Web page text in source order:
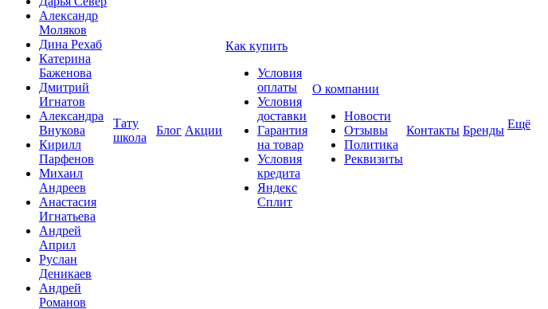
Александр
Моляков
Дина Рехаб
Катерина
Баженова
Дмитрий
Игнатов
Александра
Внукова
Кирилл
Парфенов
Михаил
Андреев
Анастасия
Игнатьева
Андрей
Април
Руслан
Деникаев
Андрей
Романов
Тату
школа
Блог Акции
Как купить
Условия
оплаты
Условия
доставки
Гарантия
на товар
Условия
кредита
Яндекс
Сплит
О компании
Новости
Отзывы
Политика
Реквизиты
Контакты Бренды Ещё